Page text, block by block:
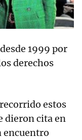
1999 por
derechos
estos
dieron cita en
encuentro